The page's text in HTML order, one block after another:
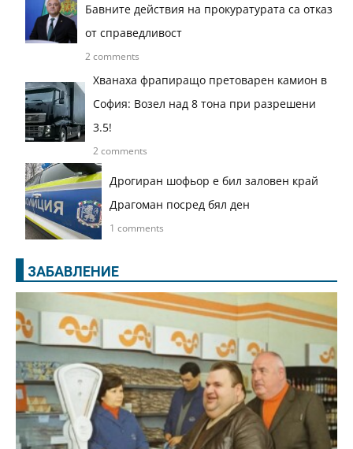
Бавните действия на прокуратурата са отказ
от справедливост
2 comments
Хванаха фрапиращо претоварен камион в
София: Возел над 8 тона при разрешени
3.5!
2 comments
Дрогиран шофьор е бил заловен край
Драгоман посред бял ден
1 comments
ЗАБАВЛЕНИЕ